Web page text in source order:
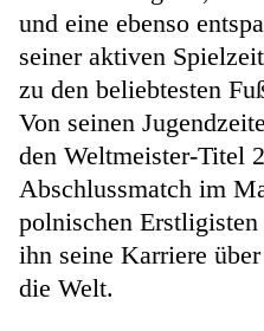
und eine ebenso
seiner aktiven
zu den beliebtesten
Von seinen
den Weltmeister-Titel
Abschlussmatch im
polnischen
ihn seine Karriere
die Welt.